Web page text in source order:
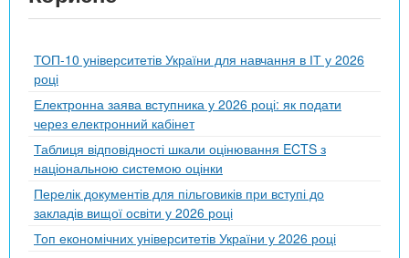
ТОП-10 університетів України для навчання в ІТ у 2026
році
Електронна заява вступника у 2026 році: як подати
через електронний кабінет
Таблиця відповідності шкали оцінювання ECTS з
національною системою оцінки
Перелік документів для пільговиків при вступі до
закладів вищої освіти у 2026 році
Топ економічних університетів України у 2026 році